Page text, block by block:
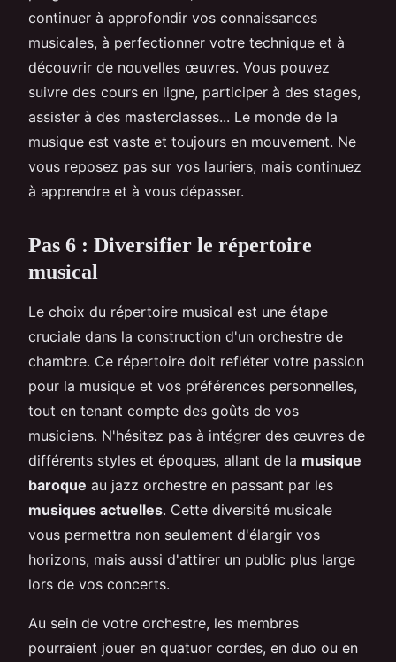
continuer à approfondir vos connaissances
musicales, à perfectionner votre technique et à
découvrir de nouvelles œuvres. Vous pouvez
suivre des cours en ligne, participer à des stages,
assister à des masterclasses... Le monde de la
musique est vaste et toujours en mouvement. Ne
vous reposez pas sur vos lauriers, mais continuez
à apprendre et à vous dépasser.
Pas 6 : Diversifier le répertoire
musical
Le choix du répertoire musical est une étape
cruciale dans la construction d'un orchestre de
chambre. Ce répertoire doit refléter votre passion
pour la musique et vos préférences personnelles,
tout en tenant compte des goûts de vos
musiciens. N'hésitez pas à intégrer des œuvres de
différents styles et époques, allant de la musique
baroque au jazz orchestre en passant par les
musiques actuelles. Cette diversité musicale
vous permettra non seulement d'élargir vos
horizons, mais aussi d'attirer un public plus large
lors de vos concerts.
Au sein de votre orchestre, les membres
pourraient jouer en quatuor cordes, en duo ou en